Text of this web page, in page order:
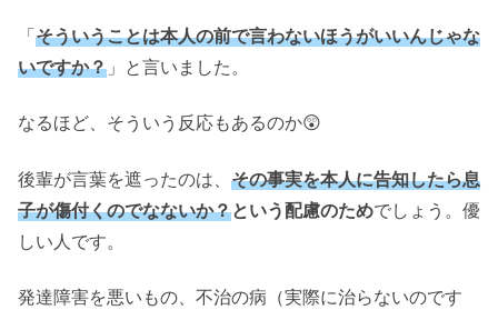
「そういうことは本人の前で言わないほうがいいんじゃな
いですか？ 」と言いました。
なるほど、そういう反応もあるのか😲
後輩が言葉を遮ったのは、 その事実を本人に告知したら息
子が傷付くのでなないか？という配慮のためでしょう。優
しい人です。
発達障害を悪いもの、不治の病（実際に治らないのです